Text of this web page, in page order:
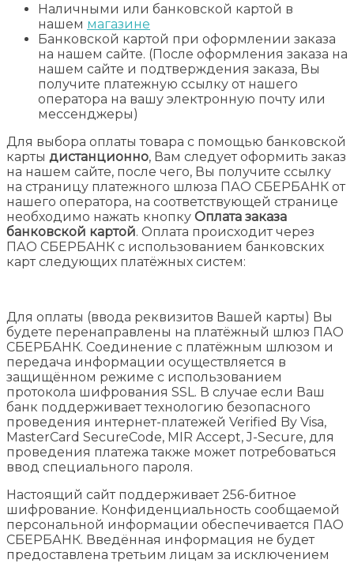
Наличными или банковской картой в
нашем магазине
Банковской картой при оформлении заказа
на нашем сайте. (После оформления заказа на
нашем сайте и подтверждения заказа, Вы
получите платежную ссылку от нашего
оператора на вашу электронную почту или
мессенджеры)
Для выбора оплаты товара с помощью банковской
карты дистанционно, Вам следует оформить заказ
на нашем сайте, после чего, Вы получите ссылку
на страницу платежного шлюза ПАО СБЕРБАНК от
нашего оператора, на соответствующей странице
необходимо нажать кнопку Оплата заказа
банковской картой. Оплата происходит через
ПАО СБЕРБАНК с использованием банковских
карт следующих платёжных систем:
Для оплаты (ввода реквизитов Вашей карты) Вы
будете перенаправлены на платёжный шлюз ПАО
СБЕРБАНК. Соединение с платёжным шлюзом и
передача информации осуществляется в
защищённом режиме с использованием
протокола шифрования SSL. В случае если Ваш
банк поддерживает технологию безопасного
проведения интернет-платежей Verified By Visa,
MasterCard SecureCode, MIR Accept, J-Secure, для
проведения платежа также может потребоваться
ввод специального пароля.
Настоящий сайт поддерживает 256-битное
шифрование. Конфиденциальность сообщаемой
персональной информации обеспечивается ПАО
СБЕРБАНК. Введённая информация не будет
предоставлена третьим лицам за исключением